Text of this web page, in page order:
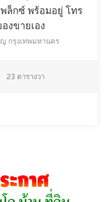
ล็กซ์ พร้อมอยู่ โทร
งขายเอง
กรุงเทพมหานคร
23 ตารางวา